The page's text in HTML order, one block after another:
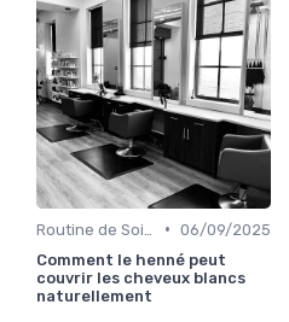
• 06/09/2025
Comment le henné peut
couvrir les cheveux blancs
naturellement